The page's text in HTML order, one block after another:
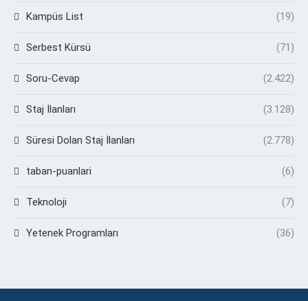
Kampüs List (19)
Serbest Kürsü (71)
Soru-Cevap (2.422)
Staj İlanları (3.128)
Süresi Dolan Staj İlanları (2.778)
taban-puanlari (6)
Teknoloji (7)
Yetenek Programları (36)